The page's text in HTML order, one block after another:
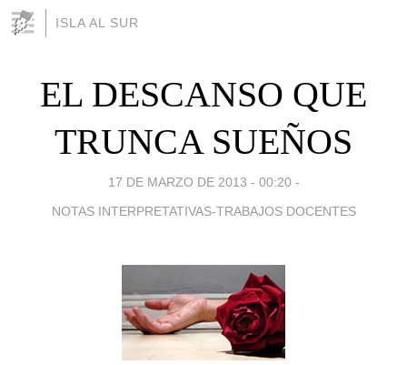
ISLA AL SUR
EL DESCANSO QUE
TRUNCA SUEÑOS
17 DE MARZO DE 2013 - 00:20 -
NOTAS INTERPRETATIVAS-TRABAJOS DOCENTES